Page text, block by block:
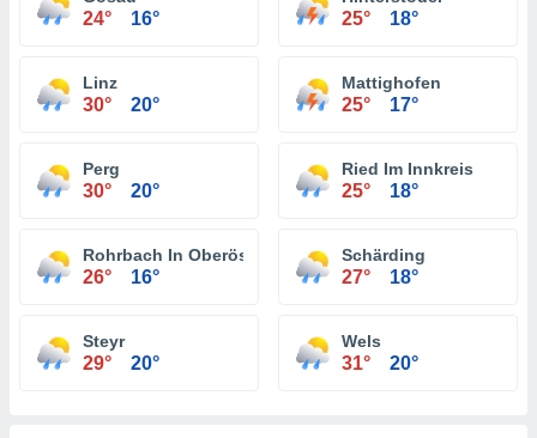
24° 16° 25° 18°
Linz
30° 20°
Mattighofen
25° 17°
Perg
30° 20°
Ried Im Innkreis
25° 18°
Rohrbach In Oberösterreich
26° 16°
Schärding
27° 18°
Steyr
29° 20°
Wels
31° 20°